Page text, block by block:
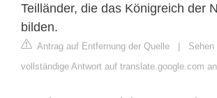
Teilländer, die das Königreich der
bilden.
Antrag auf Entfernung der Quelle |
vollständige Antwort auf translate.google.com an